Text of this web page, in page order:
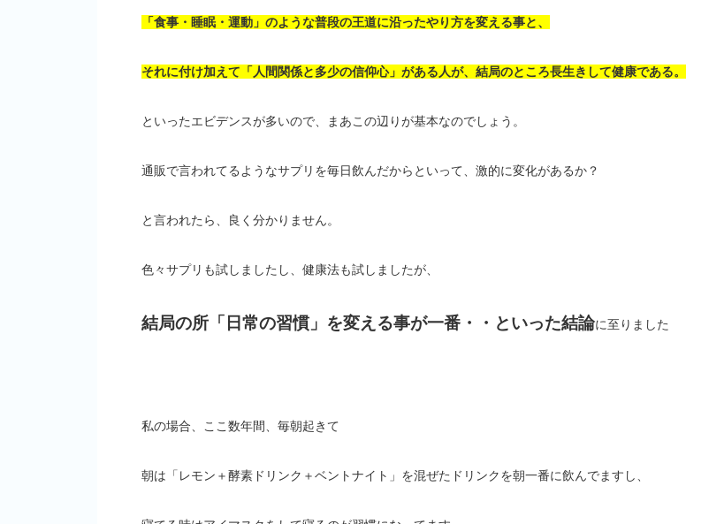
「食事・睡眠・運動」のような普段の王道に沿ったやり方を変える事と、
それに付け加えて「人間関係と多少の信仰心」がある人が、結局のところ長生きして健康である。
といったエビデンスが多いので、まあこの辺りが基本なのでしょう。
通販で言われてるようなサプリを毎日飲んだからといって、激的に変化があるか？
と言われたら、良く分かりません。
色々サプリも試しましたし、健康法も試しましたが、
結局の所「日常の習慣」を変える事が一番・・といった結論に至りました
私の場合、ここ数年間、毎朝起きて
朝は「レモン＋酵素ドリンク＋ベントナイト」を混ぜたドリンクを朝一番に飲んでますし、